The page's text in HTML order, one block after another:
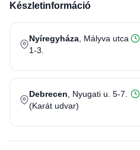
Készletinformáció
Nyíregyháza , Mályva utca
1-3.
Debrecen , Nyugati u. 5-7.
(Karát udvar)